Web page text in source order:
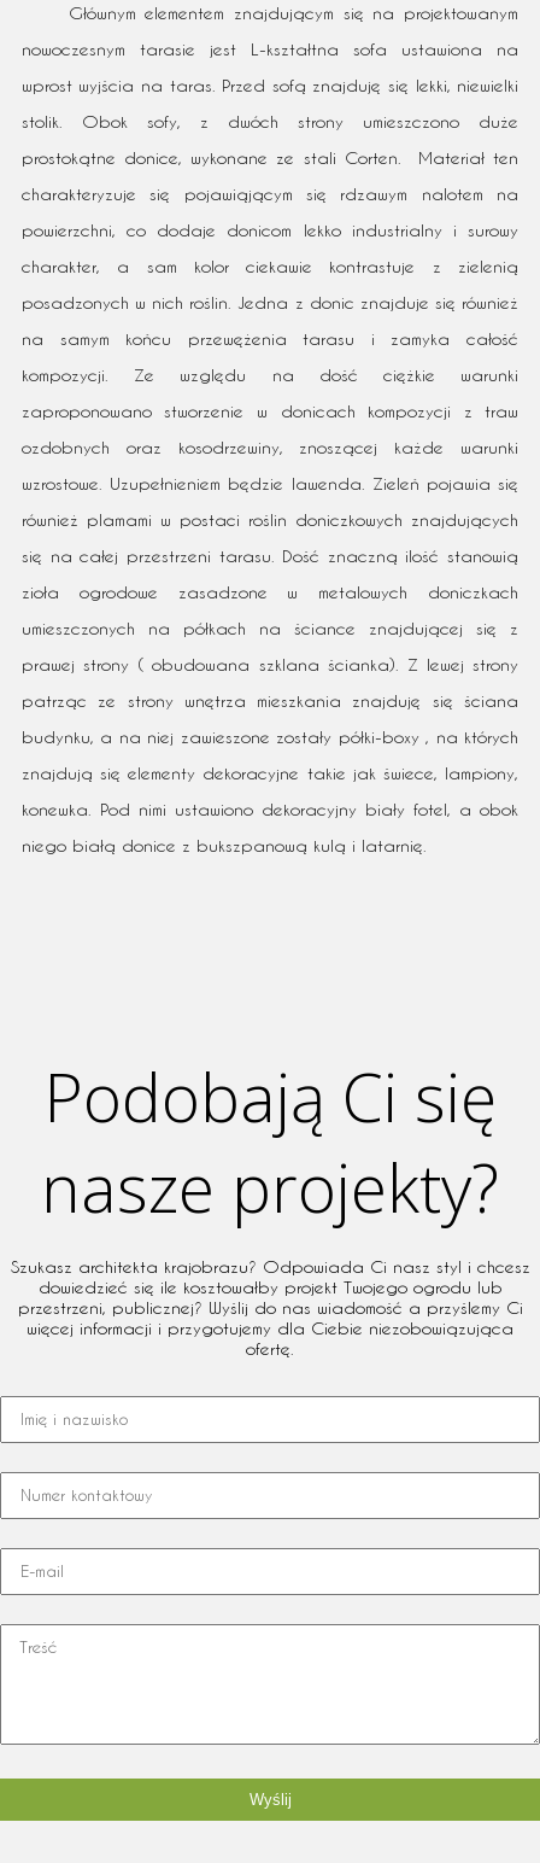
Głównym elementem znajdującym się na projektowanym
nowoczesnym tarasie jest L-kształtna sofa ustawiona na
wprost wyjścia na taras. Przed sofą znajduję się lekki, niewielki
stolik. Obok sofy, z dwóch strony umieszczono duże
prostokątne donice, wykonane ze stali Corten. Materiał ten
charakteryzuje się pojawiąjącym się rdzawym nalotem na
powierzchni, co dodaje donicom lekko industrialny i surowy
charakter, a sam kolor ciekawie kontrastuje z zielenią
posadzonych w nich roślin. Jedna z donic znajduje się również
na samym końcu przewężenia tarasu i zamyka całość
kompozycji. Ze względu na dość ciężkie warunki
zaproponowano stworzenie w donicach kompozycji z traw
ozdobnych oraz kosodrzewiny, znoszącej każde warunki
wzrostowe. Uzupełnieniem będzie lawenda. Zieleń pojawia się
również plamami w postaci roślin doniczkowych znajdujących
się na całej przestrzeni tarasu. Dość znaczną ilość stanowią
zioła ogrodowe zasadzone w metalowych doniczkach
umieszczonych na półkach na ściance znajdującej się z
prawej strony ( obudowana szklana ścianka). Z lewej strony
patrząc ze strony wnętrza mieszkania znajduję się ściana
budynku, a na niej zawieszone zostały półki-boxy , na których
znajdują się elementy dekoracyjne takie jak świece, lampiony,
konewka. Pod nimi ustawiono dekoracyjny biały fotel, a obok
niego białą donice z bukszpanową kulą i latarnię.
Podobają Ci się
nasze projekty?
Szukasz architekta krajobrazu? Odpowiada Ci nasz styl i chcesz
dowiedzieć się ile kosztowałby projekt Twojego ogrodu lub
przestrzeni, publicznej? Wyślij do nas wiadomość a przyślemy Ci
więcej informacji i przygotujemy dla Ciebie niezobowiązująca
ofertę.